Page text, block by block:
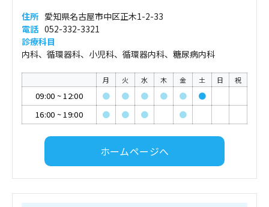
住所 愛知県名古屋市中区正木1-2-33
電話 052-332-3321
診療科目
内科、循環器科、小児科、循環器内科、糖尿病内科
月 火 水 木 金 土 日 祝
09:00 ~12:00 ● ● ● ● ●
●
16:00 ~19:00 ● ● ● ●
ホームページへ